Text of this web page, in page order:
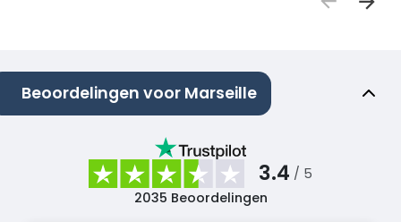
Beoordelingen voor Marseille
3.4 / 5
2035 Beoordelingen